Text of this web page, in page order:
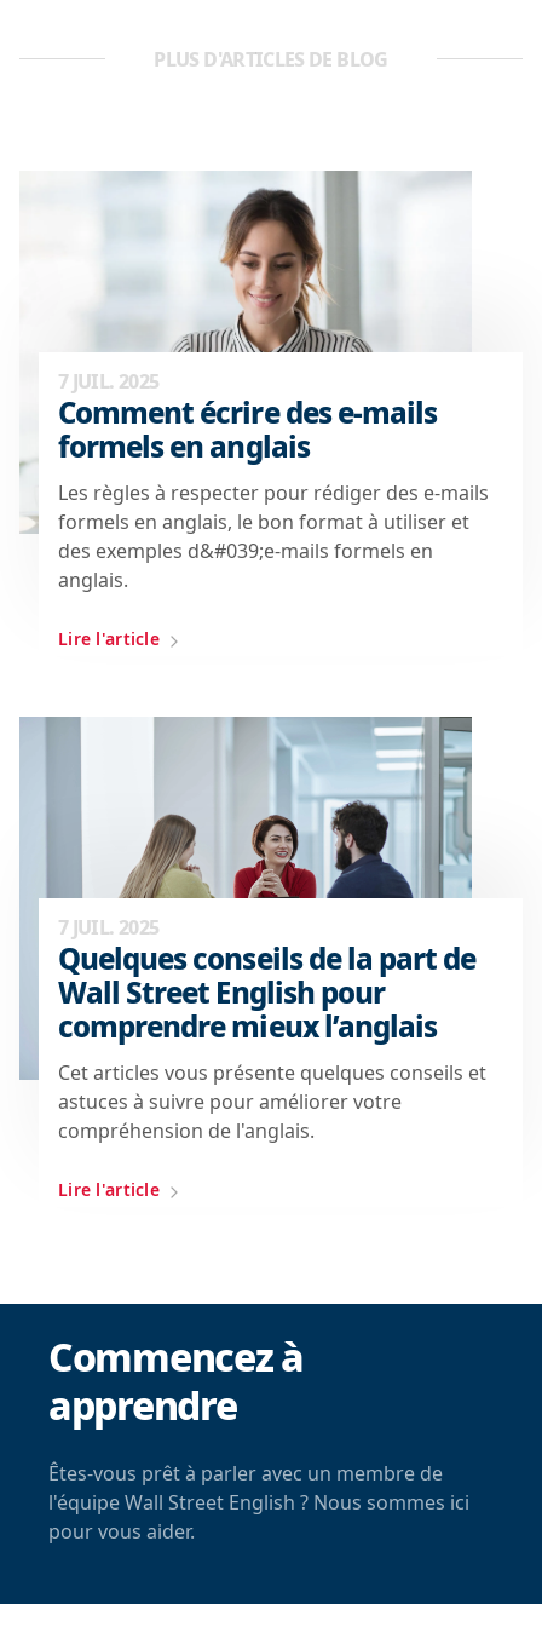
PLUS D'ARTICLES DE BLOG
7 JUIL. 2025
Comment écrire des e-mails
formels en anglais
Les règles à respecter pour rédiger des e-mails
formels en anglais, le bon format à utiliser et
des exemples d&#039;e-mails formels en
anglais.
Lire l'article
7 JUIL. 2025
Quelques conseils de la part de
Wall Street English pour
comprendre mieux l’anglais
Cet articles vous présente quelques conseils et
astuces à suivre pour améliorer votre
compréhension de l'anglais.
Lire l'article
Commencez à
apprendre
Êtes-vous prêt à parler avec un membre de
l'équipe Wall Street English ? Nous sommes ici
pour vous aider.